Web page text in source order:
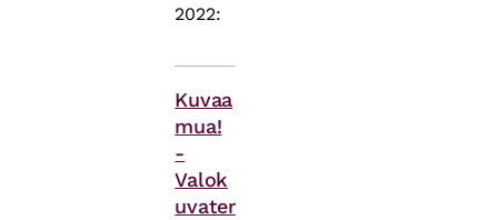
2022:
Kuvaa
mua!
-
Valok
uvater